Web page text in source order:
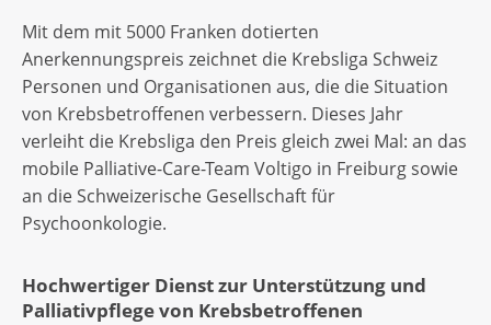
Mit dem mit 5000 Franken dotierten
Anerkennungspreis zeichnet die Krebsliga Schweiz
Personen und Organisationen aus, die die Situation
von Krebsbetroffenen verbessern. Dieses Jahr
verleiht die Krebsliga den Preis gleich zwei Mal: an das
mobile Palliative-Care-Team Voltigo in Freiburg sowie
an die Schweizerische Gesellschaft für
Psychoonkologie.
Hochwertiger Dienst zur Unterstützung und
Palliativpflege von Krebsbetroffenen